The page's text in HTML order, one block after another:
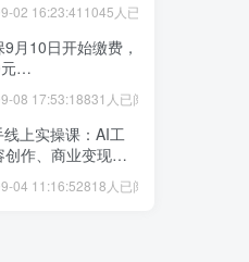
02 16:23:41 1045人已阅读
月10日开始缴费，
元…
08 17:53:18831人已阅读
线上实操课：AI工
创作、商业变现等
04 11:16:52818人已阅读